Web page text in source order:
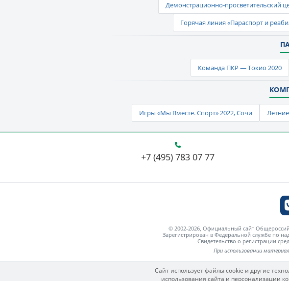
Демонстрационно-просветительский
Горячая линия «Параспорт и
Команда ПКР — Токио 2020
Игры «Мы Вместе. Спорт» 2022, Сочи
+7 (495) 783 07 77
© 2002-2026, Официальный сайт
Зарегистрирован в Федеральной службе по
Свидетельство о регистрации
При использовании
Сайт использует файлы cookie и другие
использования сайта и персонализации